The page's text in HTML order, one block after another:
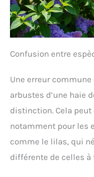
Confusion entre
Une erreur
arbustes d’une haie
distinction. Cela peut
notamment pour les
comme le lilas, qui
différente de celles